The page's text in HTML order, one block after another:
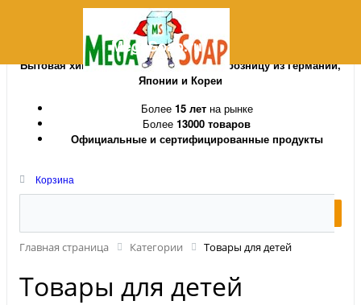
MegaSoap.ru
Бытовая химия и косметика оптом и в розницу из Германии,
Японии и Кореи
Более 15 летна рынке
Более 13000 товаров
Официальные и сертифицированные продукты
Корзина
Главная страница Категории Товары для детей
Товары для детей